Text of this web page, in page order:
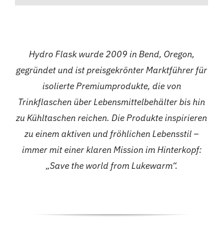
Hydro Flask wurde 2009 in Bend, Oregon,
gegründet und ist preisgekrönter Marktführer für
isolierte Premiumprodukte, die von
Trinkflaschen über Lebensmittelbehälter bis hin
zu Kühltaschen reichen. Die Produkte inspirieren
zu einem aktiven und fröhlichen Lebensstil –
immer mit einer klaren Mission im Hinterkopf:
„Save the world from Lukewarm“.